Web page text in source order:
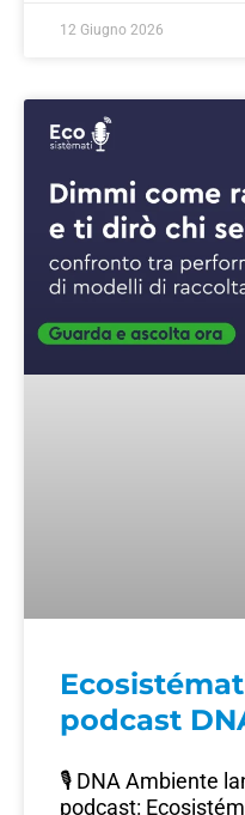
12 Giugno 2026
podcast
🎙️ DNA Ambiente
podcast: